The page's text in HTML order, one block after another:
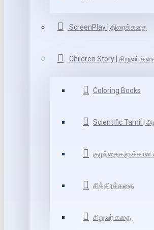
ScreenPlay | திரைக்கதை
Children Story | சிறுவர்
Coloring Books
Scientific Tamil |
குழந்தைகளுக்கான
சித்திரக்கதை
சிறுவர் கதை